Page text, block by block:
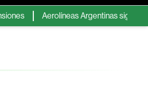
Aerolíneas Argentinas sigue en verde